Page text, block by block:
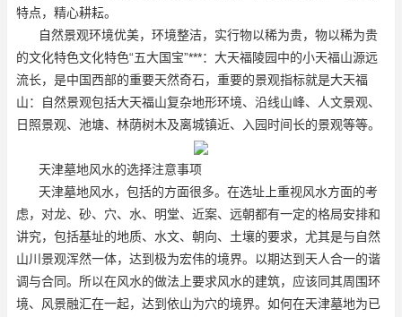
特点，精心耕耘。
自然景观环境优美，环境整洁，实行物以稀为贵，物以稀为贵
的文化特色文化特色“五大国宝”***：大天福陵园中的小天福山源远
流长，是中国西部的重要天然奇石，重要的景观指标就是大天福
山：自然景观包括大天福山复杂地形环境、沿线山峰、人文景观、
日照景观、池塘、林荫树木及离城镇近、入园时间长的景观等等。
天津墓地风水的选择注意事项
天津墓地风水，包括的方面很多。在选址上重视风水方面的考
虑，对龙、砂、穴、水、明堂、近案、远朝都有一定的格局安排和
讲究，包括基址的地质、水文、朝向、土壤的要求，尤其是与自然
山川景观浑然一体，达到极为宏伟的境界。以期达到天人合一的谐
调与合同。所以在风水的做法上要求风水的建筑，应该同其周围环
境、风景融汇在一起，达到依山为穴的境界。如何在天津墓地为已